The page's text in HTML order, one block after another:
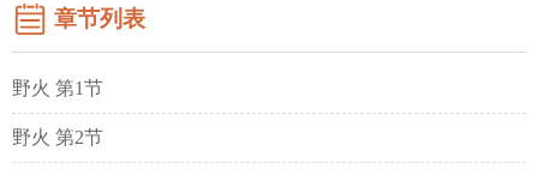
章节列表
野火 第1节
野火 第2节